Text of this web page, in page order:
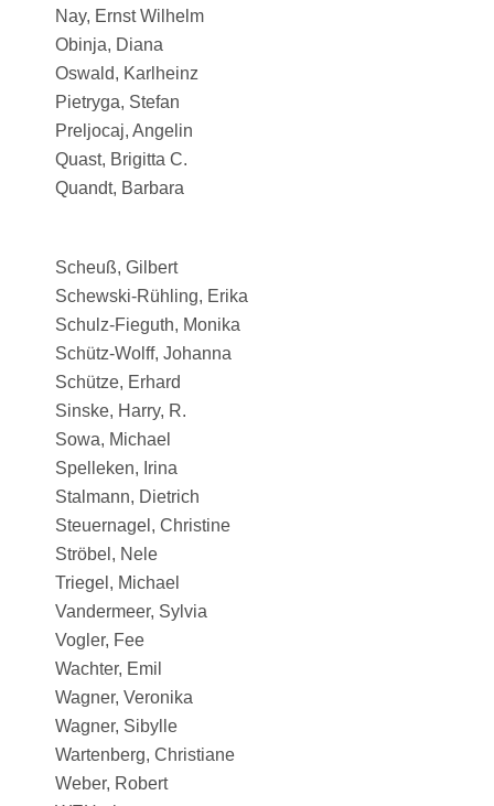
Nay, Ernst Wilhelm
Obinja, Diana
Oswald, Karlheinz
Pietryga, Stefan
Preljocaj, Angelin
Quast, Brigitta C.
Quandt, Barbara
Scheuß, Gilbert
Schewski-Rühling, Erika
Schulz-Fieguth, Monika
Schütz-Wolff, Johanna
Schütze, Erhard
Sinske, Harry, R.
Sowa, Michael
Spelleken, Irina
Stalmann, Dietrich
Steuernagel, Christine
Ströbel, Nele
Triegel, Michael
Vandermeer, Sylvia
Vogler, Fee
Wachter, Emil
Wagner, Veronika
Wagner, Sibylle
Wartenberg, Christiane
Weber, Robert